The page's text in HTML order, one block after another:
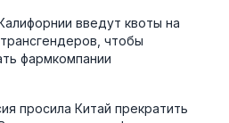
введут квоты на
чтобы
фармкомпании
просила Китай прекратить